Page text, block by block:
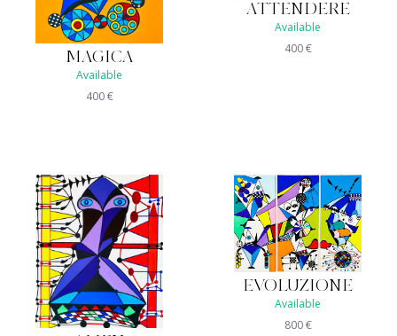
MAGICA
Available
400€
ATTENDERE
Available
400€
EVOLUZIONE
Available
800€